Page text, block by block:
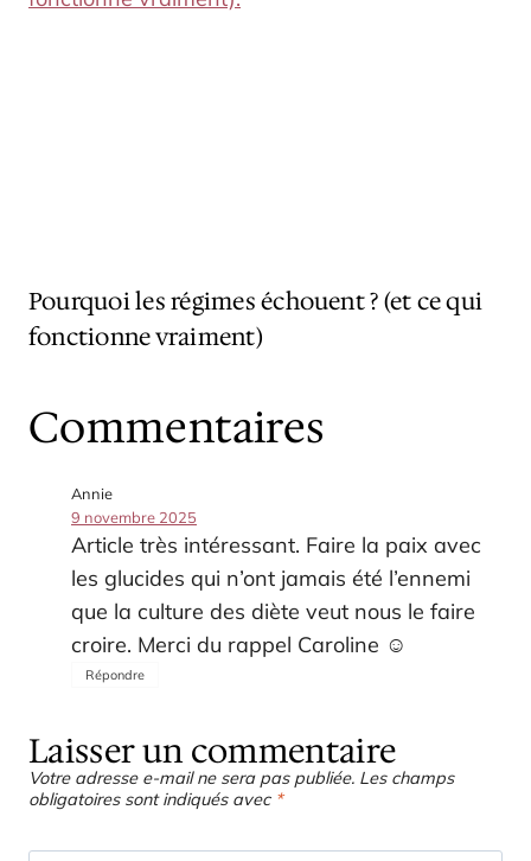
Pourquoi les régimes échouent ? (et ce qui
fonctionne vraiment)
Commentaires
Annie
9 novembre 2025
Article très intéressant. Faire la paix avec
les glucides qui n’ont jamais été l’ennemi
que la culture des diète veut nous le faire
croire. Merci du rappel Caroline ☺️
Répondre
Laisser un commentaire
Votre adresse e-mail ne sera pas publiée. Les champs
obligatoires sont indiqués avec *